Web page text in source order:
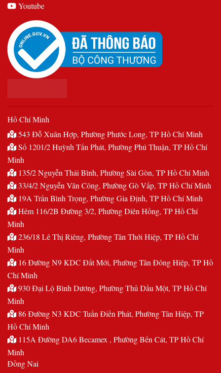
Youtube
Hồ Chí Minh
543 Đỗ Xuân Hợp, Phường Phước Long, TP Hồ Chí Minh
Số 1201/2 Huỳnh Tấn Phát, Phường Phú Thuận, TP Hồ Chí
Minh
135/2 Nguyễn Thái Bình, Phường Sài Gòn, TP Hồ Chí Minh
33/4/2 Nguyễn Văn Công, Phường Gò Vấp, TP Hồ Chí Minh
19A Trần Bình Trọng, Phường Gia Định, TP Hồ Chí Minh
Hẻm 116/2B Đường 3/2, Phường Diên Hồng, TP Hồ Chí
Minh
236/18 Lê Thị Riêng, Phường Tân Thới Hiệp, TP Hồ Chí
Minh
16 Đường N9 KDC Đất Mới, Phường Tân Đông Hiệp, TP Hồ
Chí Minh
930 Đại Lộ Bình Dương, Phường Thủ Dầu Một, TP Hồ Chí
Minh
86 Đường N3 KDC Tuấn Điền Phát, Phường Tân Hiệp, TP
Hồ Chí Minh
115A Đường DA6 Becamex , Phường Bến Cát, TP Hồ Chí
Minh
Đồng Nai